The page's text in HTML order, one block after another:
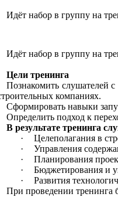
Идёт набор в группу на
Идёт набор в группу на
Цели тренинга
Познакомить слушателей
компаниях.
Сформировать навыки
Определить подход к
В результате тренинга
·
Целеполагания в
·
Управления
·
Планирования
·
Бюджетирования и
·
Развития
При проведении тренинга